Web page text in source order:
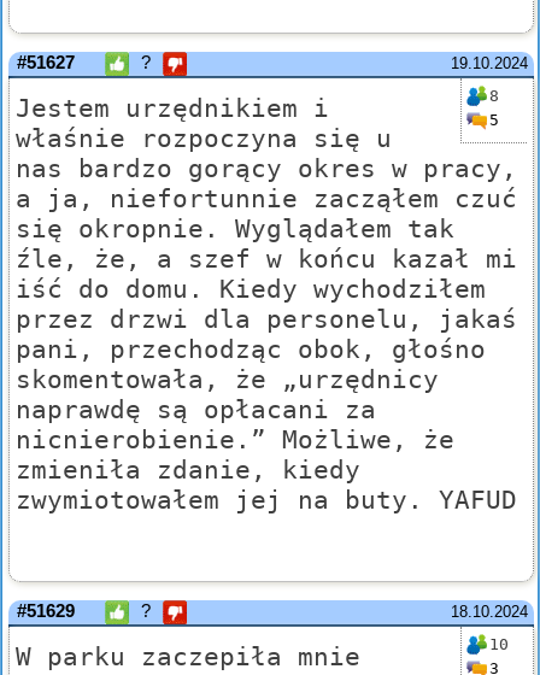
19.10.2024
#51627 ?
8
5
Jestem urzędnikiem i
właśnie rozpoczyna się u
nas bardzo gorący okres w pracy,
a ja, niefortunnie zacząłem czuć
się okropnie. Wyglądałem tak
źle, że, a szef w końcu kazał mi
iść do domu. Kiedy wychodziłem
przez drzwi dla personelu, jakaś
pani, przechodząc obok, głośno
skomentowała, że „urzędnicy
naprawdę są opłacani za
nicnierobienie.” Możliwe, że
zmieniła zdanie, kiedy
zwymiotowałem jej na buty. YAFUD
18.10.2024
#51629 ?
10
3
W parku zaczepiła mnie